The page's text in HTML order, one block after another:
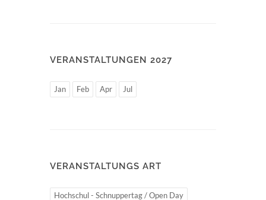
VERANSTALTUNGEN 2027
Jan Feb Apr Jul
VERANSTALTUNGS ART
Hochschul - Schnuppertag / Open Day